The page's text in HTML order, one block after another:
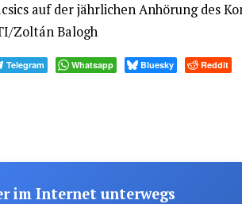
auf der jährlichen Anhörung des
Zoltán Balogh
Telegram Whatsapp Bluesky
Reddit
im Internet unterwegs